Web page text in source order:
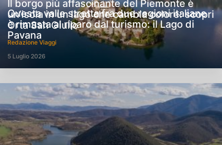
Il borgo più affascinante del Piemonte è
un’isola in un lago che cambia colore: scopri
Orta San Giulio
Redazione Viaggi
5 Luglio 2026
Questa valle stretta fra due regioni italiane
è rimasta al riparo dal turismo: il Lago di
Pavana